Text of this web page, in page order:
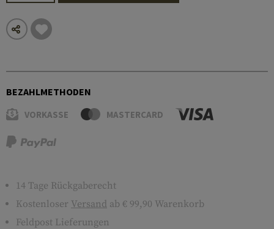
BEZAHLMETHODEN
VORKASSE MASTERCARD
14 Tage Rückgaberecht
Kostenloser Versand ab € 99,90 Warenkorb
Feldpost Lieferungen